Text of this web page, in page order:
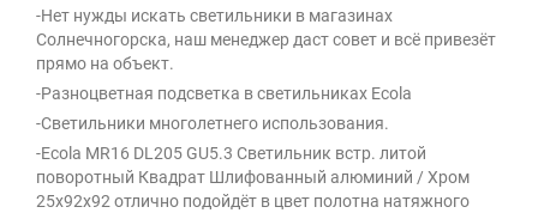
-Нет нужды искать светильники в магазинах
Солнечногорска, наш менеджер даст совет и всё привезёт
прямо на объект.
-Разноцветная подсветка в светильниках Ecola
-Светильники многолетнего использования.
-Ecola MR16 DL205 GU5.3 Светильник встр. литой
поворотный Квадрат Шлифованный алюминий / Хром
25x92x92 отлично подойдёт в цвет полотна натяжного